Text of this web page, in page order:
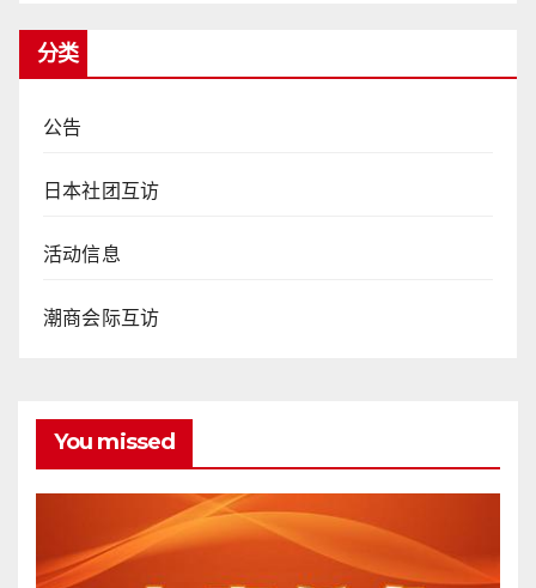
分类
公告
日本社团互访
活动信息
潮商会际互访
You missed